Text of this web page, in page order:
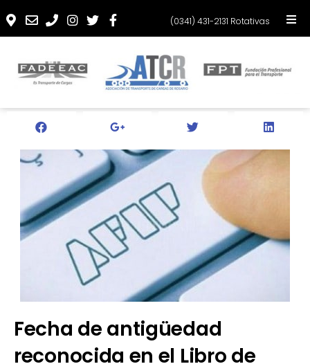
(0341) 431-2131 Rotativas
Fecha de antigüedad
reconocida en el Libro de